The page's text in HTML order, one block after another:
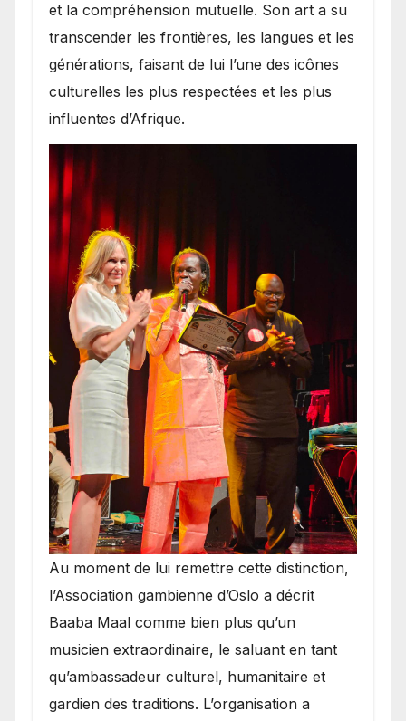
et la compréhension mutuelle. Son art a su
transcender les frontières, les langues et les
générations, faisant de lui l’une des icônes
culturelles les plus respectées et les plus
influentes d’Afrique.
​Au moment de lui remettre cette distinction,
l’Association gambienne d’Oslo a décrit
Baaba Maal comme bien plus qu’un
musicien extraordinaire, le saluant en tant
qu’ambassadeur culturel, humanitaire et
gardien des traditions. L’organisation a